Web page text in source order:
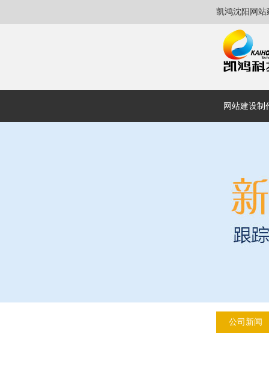
凯鸿沈阳网
网站建设制
公司新闻